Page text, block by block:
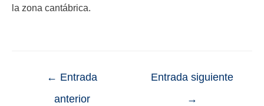
la zona cantábrica.
← Entrada
anterior
Entrada siguiente
→